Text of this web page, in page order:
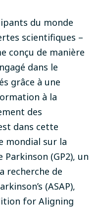
du monde
scientifiques –
conçu de manière
dans le
grâce à une
à la
des
dans cette
mondial sur la
Parkinson (GP2), un
recherche de
(ASAP),
for Aligning